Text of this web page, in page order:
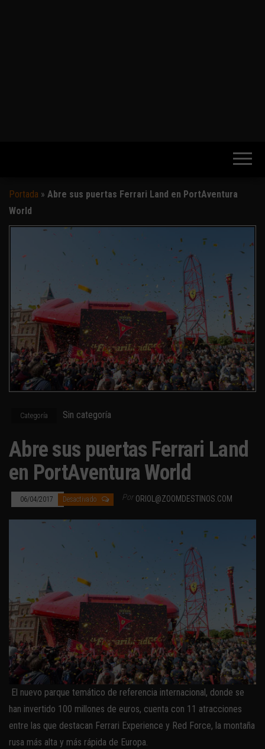
Portada » Abre sus puertas Ferrari Land en PortAventura
World
Categoría Sin categoría
Abre sus puertas Ferrari Land
en PortAventura World
06/04/2017 Desactivado Por ORIOL@ZOOMDESTINOS.COM
El nuevo parque temático de referencia internacional, donde se
han invertido 100 millones de euros, cuenta con 11 atracciones
entre las que destacan Ferrari Experience y Red Force, la montaña
rusa más alta y más rápida de Europa.